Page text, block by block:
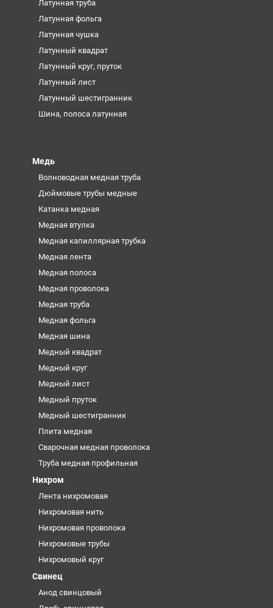
Латунная труба
Латунная фольга
Латунная чушка
Латунный квадрат
Латунный круг, пруток
Латунный лист
Латунный шестигранник
Шина, полоса латунная
Медь
Волноводная медная труба
Дюймовые трубы медные
Катанка медная
Медная втулка
Медная капиллярная трубка
Медная лента
Медная полоса
Медная проволока
Медная труба
Медная фольга
Медная шина
Медный квадрат
Медный круг
Медный лист
Медный пруток
Медный шестигранник
Плита медная
Сварочная медная проволока
Труба медная профильная
Нихром
Лента нихромовая
Нихромовая нить
Нихромовая проволока
Нихромовые трубы
Нихромовый круг
Свинец
Анод свинцовый